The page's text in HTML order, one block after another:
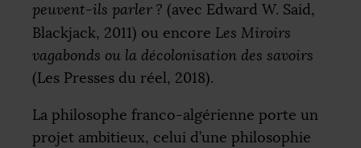
peuvent-ils parler ? (avec Edward W. Said,
Blackjack, 2011) ou encore Les Miroirs
vagabonds ou la décolonisation des savoirs
(Les Presses du réel, 2018).
La philosophe franco-algérienne porte un
projet ambitieux, celui d’une philosophie